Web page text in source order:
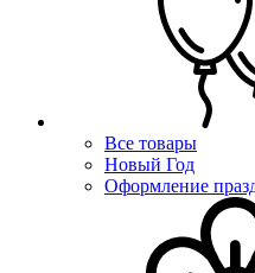
Все товары
Новый Год
Оформление